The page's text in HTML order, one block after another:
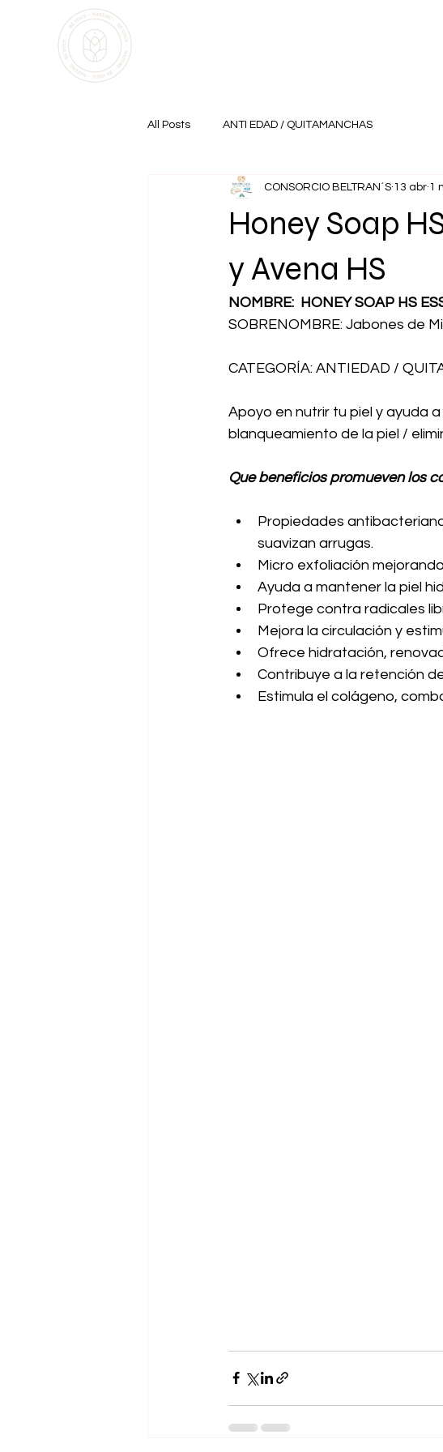
All Posts ANTI EDAD / QUITAMANCHAS
Honey Soap
y Avena HS
CONSORCIO BELTRAN´S 13 abr 1
NOMBRE:  HONEY SOAP HS
SOBRENOMBRE: Jabones de
CATEGORÍA: ANTIEDAD /
Apoyo en nutrir tu piel y ayuda
blanqueamiento de la piel /
Que beneficios promueven los
Propiedades
suavizan arrugas.
Micro exfoliación
Ayuda a mantener la piel
Protege contra radicales
Mejora la circulación y
Ofrece hidratación,
Contribuye a la retención
Estimula el colágeno,